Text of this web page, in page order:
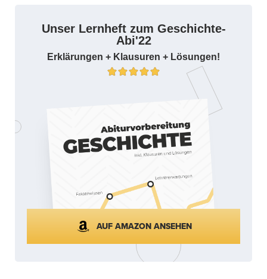
Unser Lernheft zum Geschichte-
Abi'22
Erklärungen + Klausuren + Lösungen!
AUF AMAZON ANSEHEN